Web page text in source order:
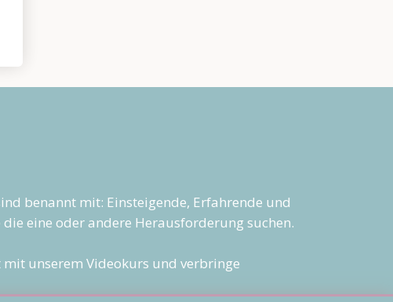
benannt mit: Einsteigende, Erfahrende und
eine oder andere Herausforderung suchen.
unserem Videokurs und verbringe